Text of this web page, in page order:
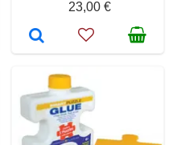
23,00 €